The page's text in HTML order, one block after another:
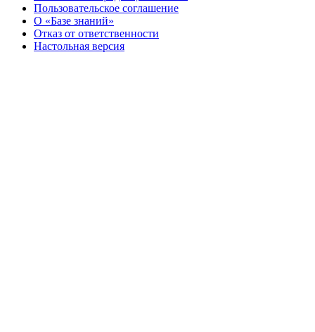
Пользовательское соглашение
О «Базе знаний»
Отказ от ответственности
Настольная версия